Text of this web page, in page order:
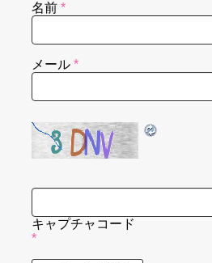
名前 *
メール *
キャプチャコード
*